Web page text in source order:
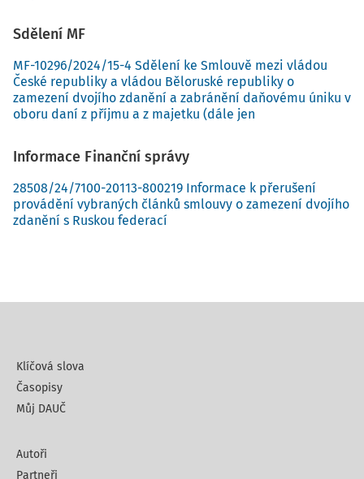
Sdělení MF
MF-10296/2024/15-4 Sdělení ke Smlouvě mezi vládou
České republiky a vládou Běloruské republiky o
zamezení dvojího zdanění a zabránění daňovému úniku v
oboru daní z příjmu a z majetku (dále jen
Informace Finanční správy
28508/24/7100-20113-800219 Informace k přerušení
provádění vybraných článků smlouvy o zamezení dvojího
zdanění s Ruskou federací
Klíčová slova
Časopisy
Můj DAUČ
Autoři
Partneři